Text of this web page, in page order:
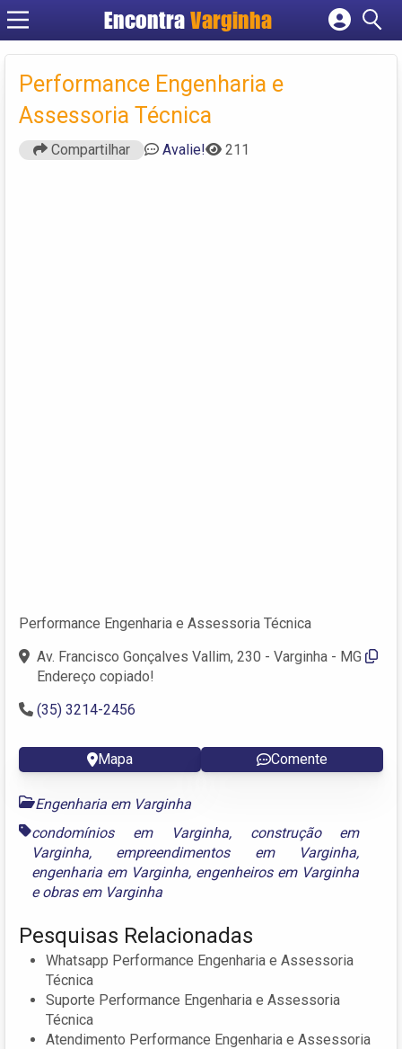
EncontraVarginha
Cadastrar empresa
Criar conta
Performance Engenharia e
Assessoria Técnica
Compartilhar Avalie! 211
Performance Engenharia e Assessoria Técnica
Av. Francisco Gonçalves Vallim, 230 - Varginha - MG
Endereço copiado!
(35) 3214-2456
Mapa Comente
Engenharia em Varginha
condomínios em Varginha, construção em
Varginha, empreendimentos em Varginha,
engenharia em Varginha, engenheiros em Varginha
eobras em Varginha
Pesquisas Relacionadas
Whatsapp Performance Engenharia e Assessoria
Técnica
Suporte Performance Engenharia e Assessoria
Técnica
Atendimento Performance Engenharia e Assessoria